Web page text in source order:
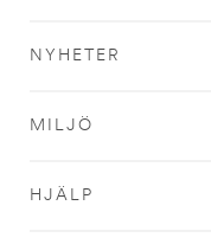
NYHETER
MILJÖ
HJÄLP